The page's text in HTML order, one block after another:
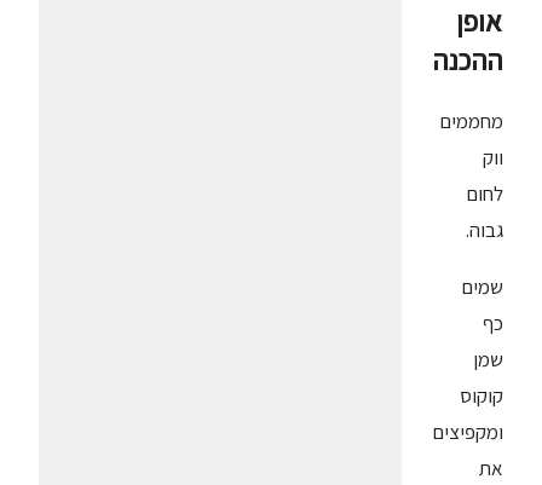
אופן
ההכנה
מחממים
ווק
לחום
גבוה.
שמים
כף
שמן
קוקוס
ומקפיצים
את